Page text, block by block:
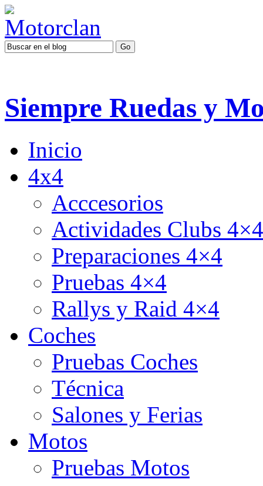
Siempre Ruedas y
Inicio
4x4
Acccesorios
Actividades Clubs 4×4
Preparaciones 4×4
Pruebas 4×4
Rallys y Raid 4×4
Coches
Pruebas Coches
Técnica
Salones y Ferias
Motos
Pruebas Motos